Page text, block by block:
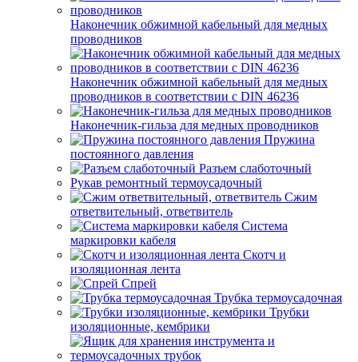
Наконечник обжимной кабельный для медных
проводников
Наконечник обжимной кабельный для медных
проводников в соответствии с DIN 46236
Наконечник-гильза для медных проводников
Пружина
постоянного давления
Разъем слаботочный
Рукав ремонтный термоусадочный
Сжим
ответвительный, ответвитель
Система
маркировки кабеля
Скотч и
изоляционная лента
Спрей
Трубка термоусадочная
Трубки
изоляционные, кембрики